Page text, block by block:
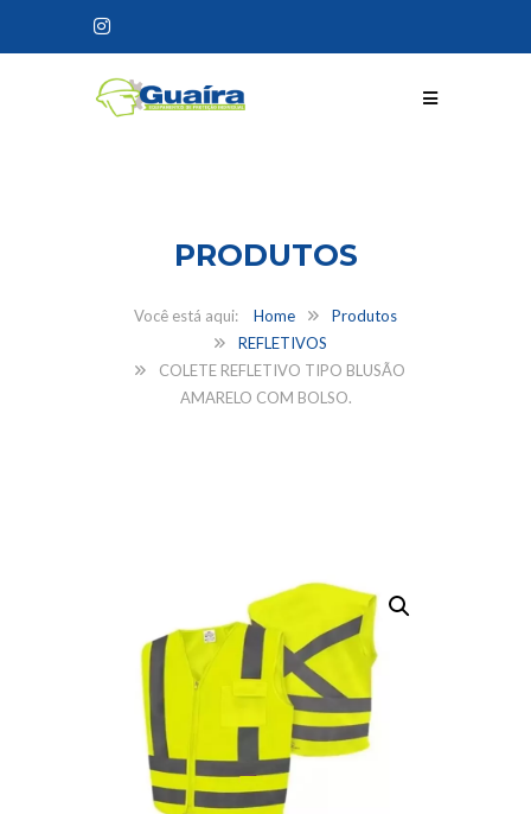
PRODUTOS
Home
Produtos
REFLETIVOS
COLETE REFLETIVO TIPO BLUSÃO
AMARELO COM BOLSO.